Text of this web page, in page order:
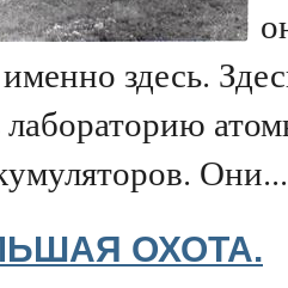
здесь.
лабораторию
Они...
ОХОТА.